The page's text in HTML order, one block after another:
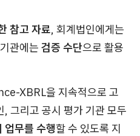
참고 자료, 회계법인에게는
관에는 검증 수단으로 활용
XBRL을 지속적으로 고
그리고 공시 평가 기관 모두
업무를 수행할 수 있도록 지